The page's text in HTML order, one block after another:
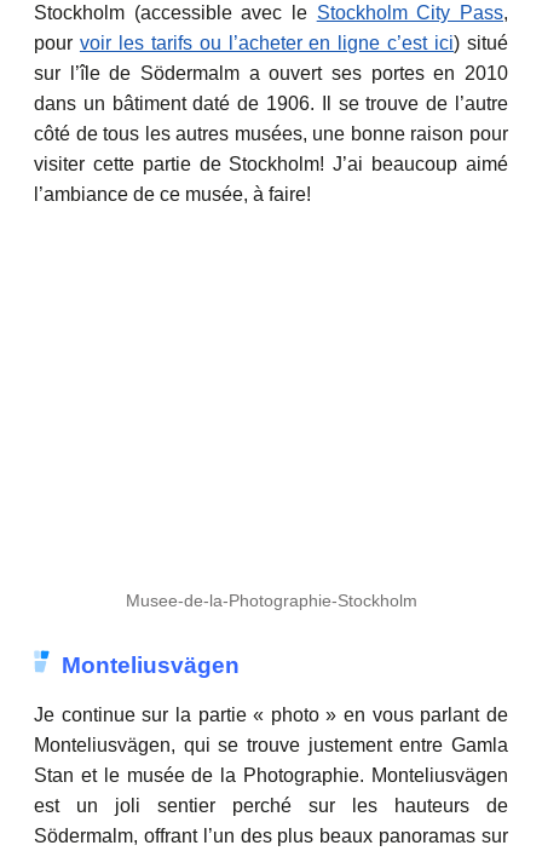
Stockholm (accessible avec le Stockholm City Pass,
pour voir les tarifs ou l’acheter en ligne c’est ici) situé
sur l’île de Södermalm a ouvert ses portes en 2010
dans un bâtiment daté de 1906. Il se trouve de l’autre
côté de tous les autres musées, une bonne raison pour
visiter cette partie de Stockholm! J’ai beaucoup aimé
l’ambiance de ce musée, à faire!
Musee-de-la-Photographie-Stockholm
Monteliusvägen
Je continue sur la partie « photo » en vous parlant de
Monteliusvägen, qui se trouve justement entre Gamla
Stan et le musée de la Photographie. Monteliusvägen
est un joli sentier perché sur les hauteurs de
Södermalm, offrant l’un des plus beaux panoramas sur